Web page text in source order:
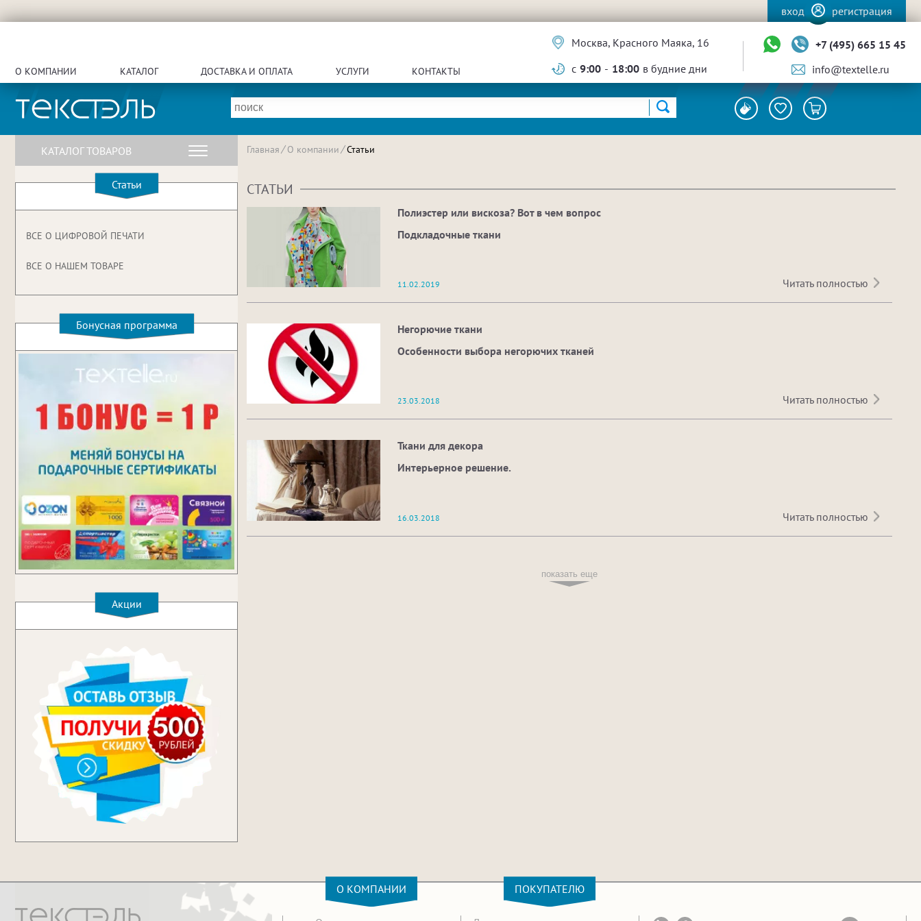
вход регистрация
О КОМПАНИИ КАТАЛОГ ДОСТАВКА И ОПЛАТА УСЛУГИ КОНТАКТЫ
Москва, Красного Маяка, 16
с 9:00 - 18:00 в будние дни
+7 (495) 665 15 45
info@textelle.ru
КАТАЛОГ ТОВАРОВ
Статьи
ВСЕ О ЦИФРОВОЙ ПЕЧАТИ
ВСЕ О НАШЕМ ТОВАРЕ
Бонусная программа
Акции
Главная О компании Статьи
СТАТЬИ
Полиэстер или вискоза? Вот в чем вопрос
Подкладочные ткани
11.02.2019 Читать полностью
Негорючие ткани
Особенности выбора негорючих тканей
23.03.2018 Читать полностью
Ткани для декора
Интерьерное решение.
16.03.2018 Читать полностью
показать еще
О КОМПАНИИ ПОКУПАТЕЛЮ